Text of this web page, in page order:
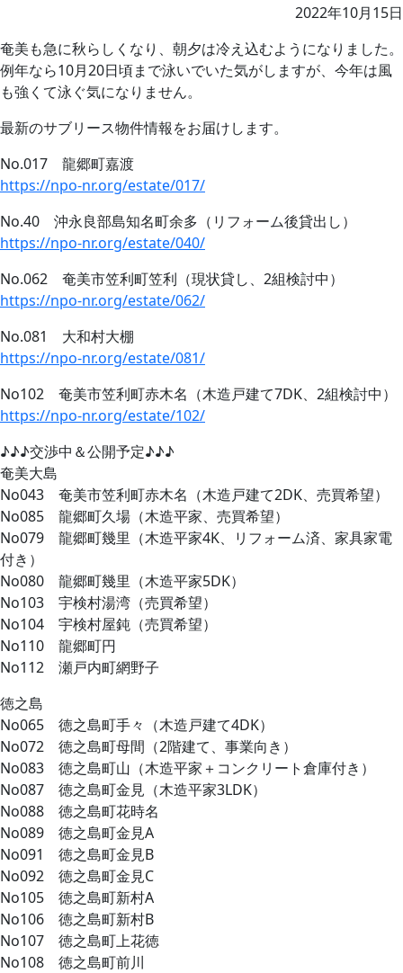
2022年10月15日
奄美も急に秋らしくなり、朝夕は冷え込むようになりました。
例年なら10月20日頃まで泳いでいた気がしますが、今年は風
も強くて泳ぐ気になりません。
最新のサブリース物件情報をお届けします。
No.017 龍郷町嘉渡
https://npo-nr.org/estate/017/
No.40 沖永良部島知名町余多（リフォーム後貸出し）
https://npo-nr.org/estate/040/
No.062 奄美市笠利町笠利（現状貸し、2組検討中）
https://npo-nr.org/estate/062/
No.081 大和村大棚
https://npo-nr.org/estate/081/
No102 奄美市笠利町赤木名（木造戸建て7DK、2組検討中）
https://npo-nr.org/estate/102/
♪♪♪交渉中＆公開予定♪♪♪
奄美大島
No043 奄美市笠利町赤木名（木造戸建て2DK、売買希望）
No085 龍郷町久場（木造平家、売買希望）
No079 龍郷町幾里（木造平家4K、リフォーム済、家具家電
付き）
No080 龍郷町幾里（木造平家5DK）
No103 宇検村湯湾（売買希望）
No104 宇検村屋鈍（売買希望）
No110 龍郷町円
No112 瀬戸内町網野子
徳之島
No065 徳之島町手々（木造戸建て4DK）
No072 徳之島町母間（2階建て、事業向き）
No083 徳之島町山（木造平家＋コンクリート倉庫付き）
No087 徳之島町金見（木造平家3LDK）
No088 徳之島町花時名
No089 徳之島町金見A
No091 徳之島町金見B
No092 徳之島町金見C
No105 徳之島町新村A
No106 徳之島町新村B
No107 徳之島町上花徳
No108 徳之島町前川